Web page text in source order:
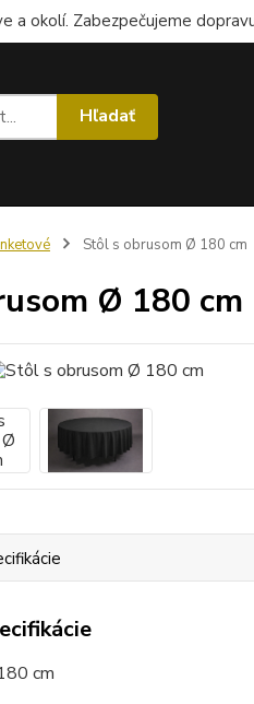
a okolí. Zabezpečujeme
Hľadať
Stôl s obrusom Ø 180 cm
Ø 180 cm
cm